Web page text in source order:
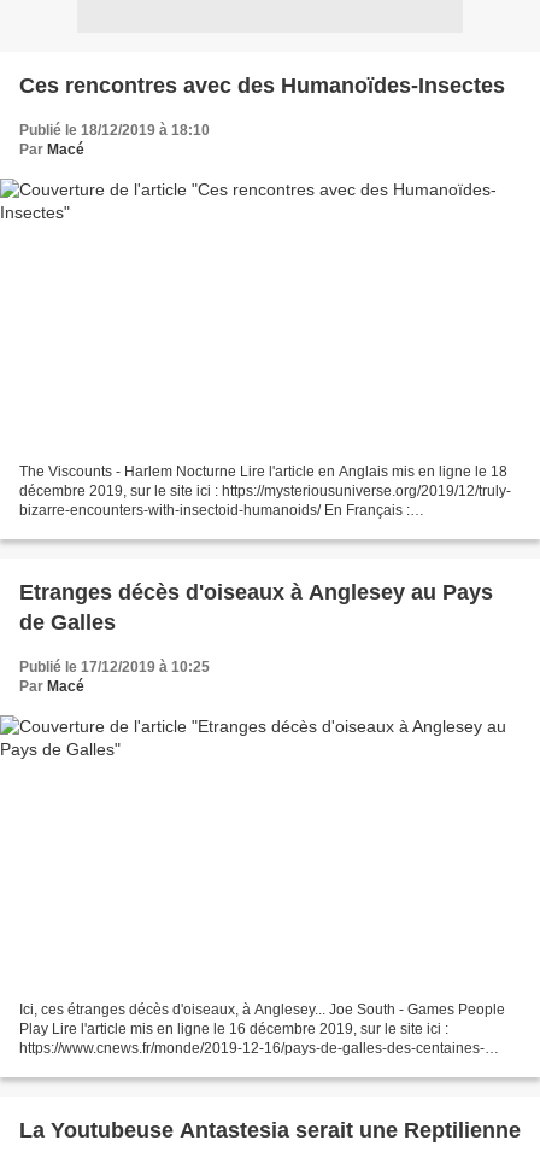
Ces rencontres avec des Humanoïdes-Insectes
Publié le 18/12/2019 à 18:10
Par Macé
The Viscounts - Harlem Nocturne Lire l'article en Anglais mis en ligne le 18
décembre 2019, sur le site ici : https://mysteriousuniverse.org/2019/12/truly-
bizarre-encounters-with-insectoid-humanoids/ En Français :
ref=TVert&from=&to=fr&a=https://mysteriousuniverse.org/2019/12/truly-
Etranges décès d'oiseaux à Anglesey au Pays
de Galles
Publié le 17/12/2019 à 10:25
Par Macé
Ici, ces étranges décès d'oiseaux, à Anglesey... Joe South - Games People
Play Lire l'article mis en ligne le 16 décembre 2019, sur le site ici :
https://www.cnews.fr/monde/2019-12-16/pays-de-galles-des-centaines-
La Youtubeuse Antastesia serait une Reptilienne